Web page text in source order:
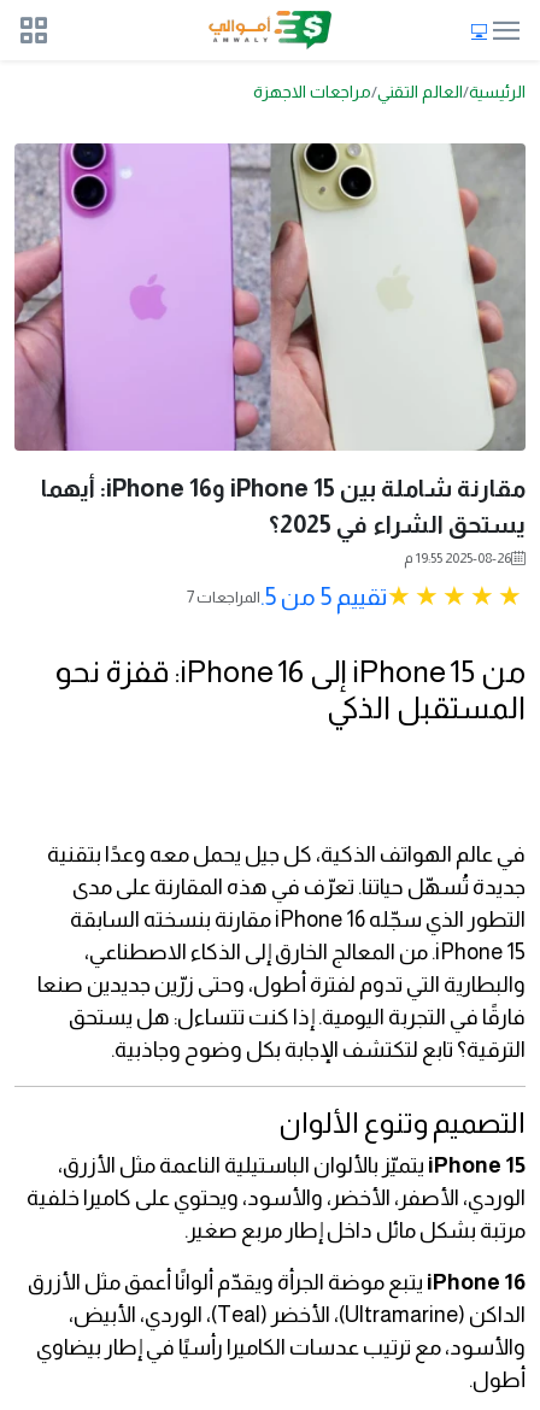
الرئيسية العالم التقني مراجعات الاجهزة
مقارنة شاملة بين iPhone 15 وiPhone 16: أيهما
يستحق الشراء في 2025؟
2025-08-26 19:55 م
تقييم 5 من 5. 7 المراجعات
من iPhone 15 إلى iPhone 16: قفزة نحو
المستقبل الذكي
في عالم الهواتف الذكية، كل جيل يحمل معه وعدًا بتقنية
جديدة تُسهّل حياتنا. تعرّف في هذه المقارنة على مدى
التطور الذي سجّله iPhone 16 مقارنة بنسخته السابقة
iPhone 15. من المعالج الخارق إلى الذكاء الاصطناعي،
والبطارية التي تدوم لفترة أطول، وحتى زرّين جديدين صنعا
فارقًا في التجربة اليومية. إذا كنت تتساءل: هل يستحق
الترقية؟ تابع لتكتشف الإجابة بكل وضوح وجاذبية.
التصميم وتنوع الألوان
iPhone 15 يتميّز بالألوان الباستيلية الناعمة مثل الأزرق،
الوردي، الأصفر، الأخضر، والأسود، ويحتوي على كاميرا خلفية
مرتبة بشكل مائل داخل إطار مربع صغير.
iPhone 16 يتبع موضة الجرأة ويقدّم ألوانًا أعمق مثل الأزرق
الداكن (Ultramarine)، الأخضر (Teal)، الوردي، الأبيض،
والأسود، مع ترتيب عدسات الكاميرا رأسيًا في إطار بيضاوي
أطول.